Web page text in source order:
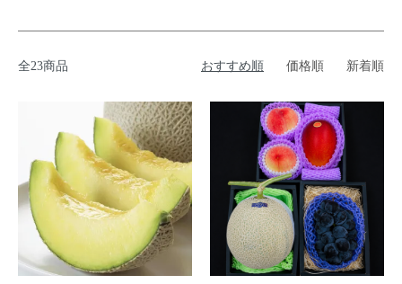
全23商品 おすすめ順 価格順 新着順